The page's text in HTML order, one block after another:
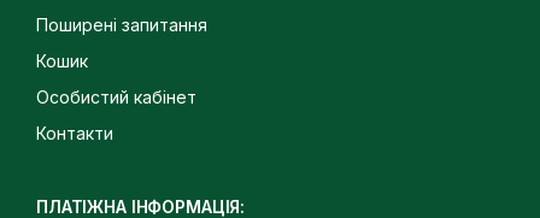
Поширені запитання
Кошик
Особистий кабінет
Контакти
ПЛАТІЖНА ІНФОРМАЦІЯ: